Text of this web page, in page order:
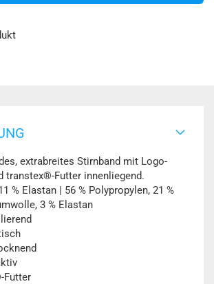
extrabreites Stirnband mit Logo-
transtex®-Futter innenliegend.
% Elastan | 56 % Polypropylen, 21 %
3 % Elastan
Futter